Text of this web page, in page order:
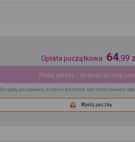
Opłata początkowa 64,99
Podaj adresy i sprawdź łączną
Do opłaty początkowej zostanie doliczona spersonalizowana
Wyślij paczkę